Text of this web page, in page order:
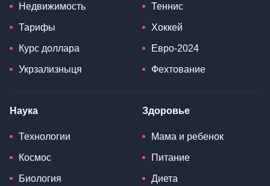
Недвижимость
Тарифы
Курс доллара
Укрзализныця
Теннис
Хоккей
Евро-2024
Фехтование
Наука
Технологии
Космос
Биология
Здоровье
Мама и ребенок
Питание
Диета